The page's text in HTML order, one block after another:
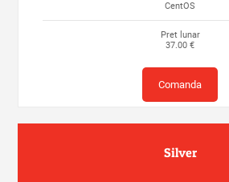
CentOS
Pret lunar
37.00 €
Comanda
Silver